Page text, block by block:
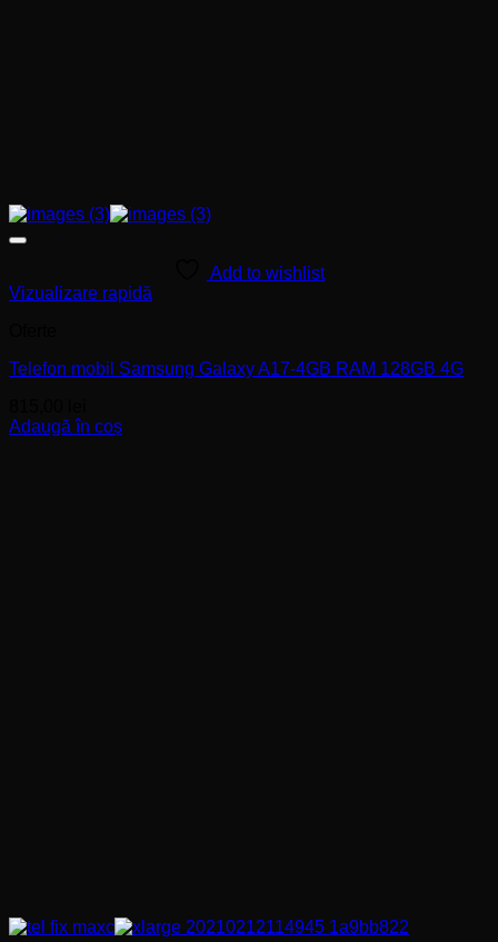
Add to wishlist
Vizualizare rapidă
Telefon mobil Samsung Galaxy A17-4GB RAM 128GB 4G
Adaugă în coș